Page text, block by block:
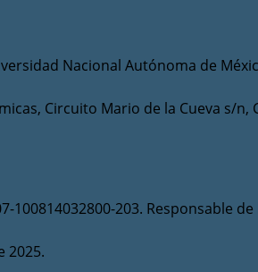
Nacional Autónoma de
Circuito Mario de la Cueva s/n,
100814032800-203. Responsable
2025.